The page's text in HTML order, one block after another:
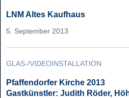
LNM Altes Kaufhaus
5. September 2013
GLAS-/VIDEOINSTALLATION
Pfaffendorfer Kirche 2013
Gastkünstler: Judith Röder,